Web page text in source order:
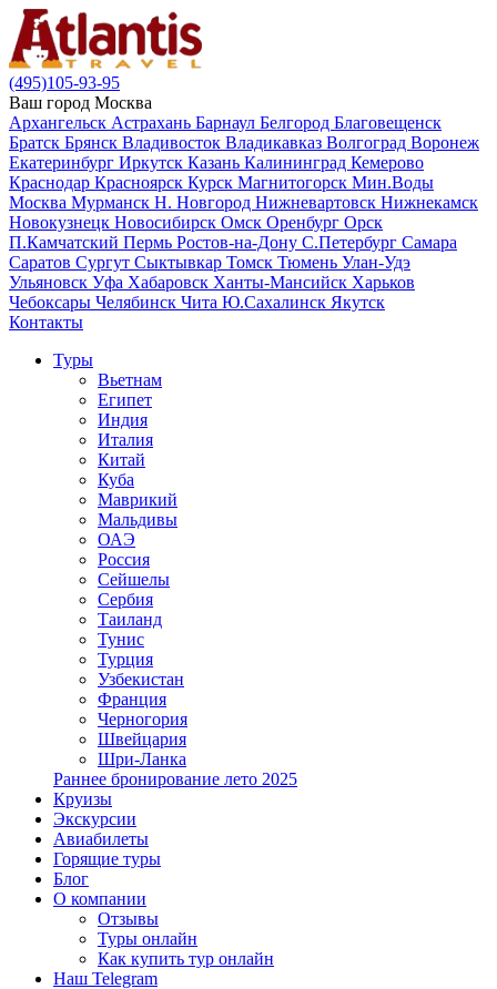
(495)105-93-95
Ваш город Москва
Архангельск Астрахань Барнаул Белгород Благовещенск
Братск Брянск Владивосток Владикавказ Волгоград Воронеж
Екатеринбург Иркутск Казань Калининград Кемерово
Краснодар Красноярск Курск Магнитогорск Мин.Воды
Москва Мурманск Н. Новгород Нижневартовск Нижнекамск
Новокузнецк Новосибирск Омск Оренбург Орск
П.Камчатский Пермь Ростов-на-Дону С.Петербург Самара
Саратов Сургут Сыктывкар Томск Тюмень Улан-Удэ
Ульяновск Уфа Хабаровск Ханты-Мансийск Харьков
Чебоксары Челябинск Чита Ю.Сахалинск Якутск
Контакты
Туры
Вьетнам
Египет
Индия
Италия
Китай
Куба
Маврикий
Мальдивы
ОАЭ
Россия
Сейшелы
Сербия
Таиланд
Тунис
Турция
Узбекистан
Франция
Черногория
Швейцария
Шри-Ланка
Раннее бронирование лето 2025
Круизы
Экскурсии
Авиабилеты
Горящие туры
Блог
О компании
Отзывы
Туры онлайн
Как купить тур онлайн
Наш Telegram